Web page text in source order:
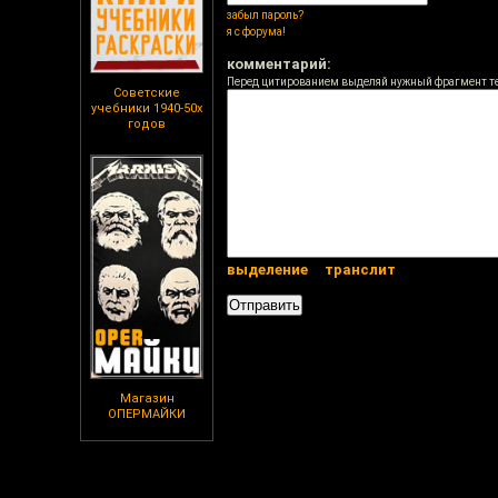
Советские
учебники 1940-50х
годов
Магазин
ОПЕРМАЙКИ
забыл пароль?
я с форума!
комментарий:
Перед цитированием выделяй нужный фрагмент
выделение транслит